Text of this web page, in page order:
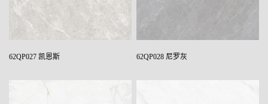
62QP027 凯恩斯 62QP028 尼罗灰